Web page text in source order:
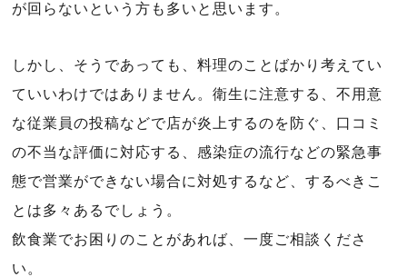
が回らないという方も多いと思います。
しかし、そうであっても、料理のことばかり考えてい
ていいわけではありません。衛生に注意する、不用意
な従業員の投稿などで店が炎上するのを防ぐ、口コミ
の不当な評価に対応する、感染症の流行などの緊急事
態で営業ができない場合に対処するなど、するべきこ
とは多々あるでしょう。
飲食業でお困りのことがあれば、一度ご相談くださ
い。